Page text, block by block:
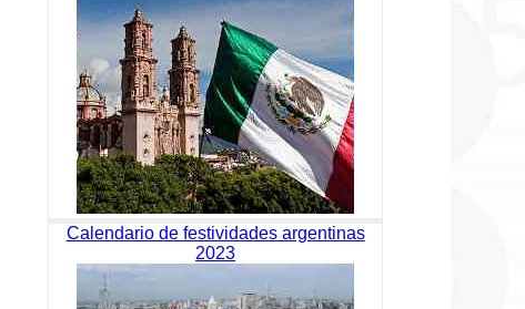
Calendario de festividades argentinas
2023